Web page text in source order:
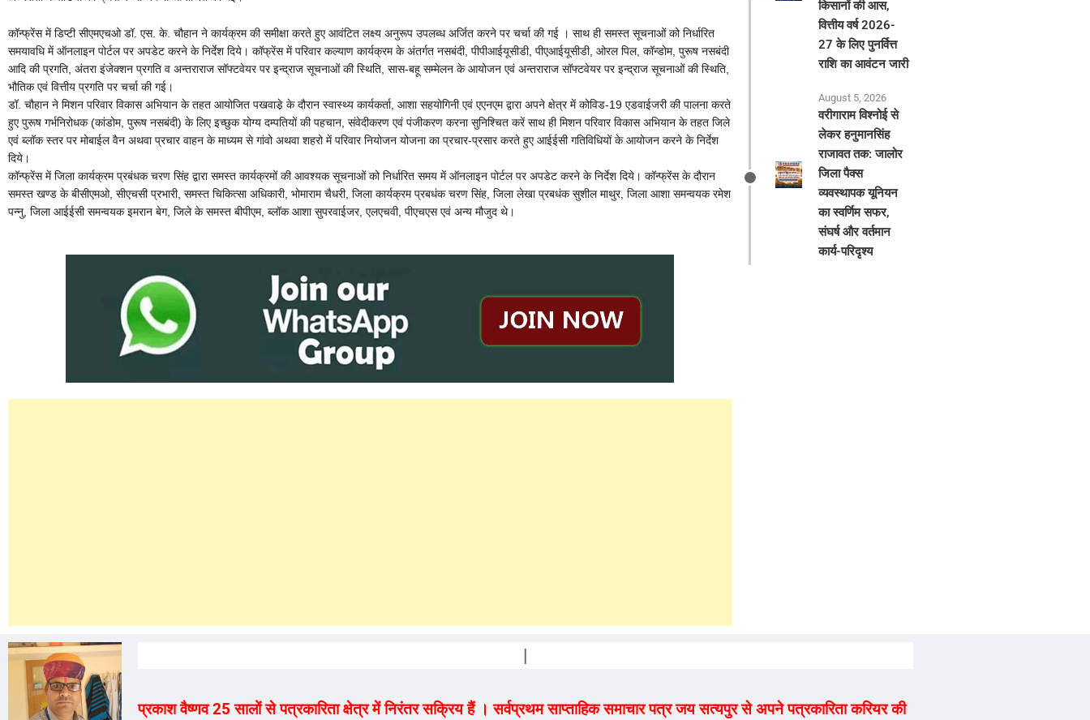
कॉन्फ्रेंस में डिप्टी सीएमएचओ डॉ. एस. के. चौहान ने कार्यक्रम की समीक्षा करते हुए आवंटित लक्ष्य अनुरूप उपलब्ध अर्जित करने पर चर्चा की गई । साथ ही समस्त सूचनाओं को निर्धारित
समयावधि में ऑनलाइन पोर्टल पर अपडेट करने के निर्देश दिये। कॉफ्रेंस में परिवार कल्याण कार्यक्रम के अंतर्गत नसबंदी, पीपीआईयूसीडी, पीएआईयूसीडी, ओरल पिल, कॉन्डोम, पुरूष नसबंदी
आदि की प्रगति, अंतरा इंजेक्शन प्रगति व अन्तराराज सॉफ्टवेयर पर इन्द्राज सूचनाओं की स्थिति, सास-बहू सम्मेलन के आयोजन एवं अन्तराराज सॉफ्टवेयर पर इन्द्राज सूचनाओं की स्थिति,
भौतिक एवं वित्तीय प्रगति पर चर्चा की गई।
डॉ. चौहान ने मिशन परिवार विकास अभियान के तहत आयोजित पखवाडे़ के दौरान स्वास्थ्य कार्यकर्ता, आशा सहयोगिनी एवं एएनएम द्वारा अपने क्षेत्र में कोविड-19 एडवाईजरी की पालना करते
हुए पुरूष गर्भनिरोधक (कांडोम, पुरूष नसबंदी) के लिए इच्छुक योग्य दम्पतियों की पहचान, संवेदीकरण एवं पंजीकरण करना सुनिश्चित करें साथ ही मिशन परिवार विकास अभियान के तहत जिले
एवं ब्लॉक स्तर पर मोबाईल वैन अथवा प्रचार वाहन के माध्यम से गांवो अथवा शहरो में परिवार नियोजन योजना का प्रचार-प्रसार करते हुए आईईसी गतिविधियों के आयोजन करने के निर्देश
दिये।
कॉन्फ्रेंस में जिला कार्यक्रम प्रबंधक चरण सिंह द्वारा समस्त कार्यक्रमों की आवश्यक सूचनाओं को निर्धारित समय में ऑनलाइन पोर्टल पर अपडेट करने के निर्देश दिये। कॉन्फ्रेंस के दौरान
समस्त खण्ड के बीसीएमओ, सीएचसी प्रभारी, समस्त चिकित्सा अधिकारी, भोमाराम चैधरी, जिला कार्यक्रम प्रबधंक चरण सिंह, जिला लेखा प्रबधंक सुशील माथुर, जिला आशा समन्वयक रमेश
पन्नु, जिला आईईसी समन्वयक इमरान बेग, जिले के समस्त बीपीएम, ब्लॉक आशा सुपरवाईजर, एलएचवी, पीएचएस एवं अन्य मौजुद थे।
किसानों की आस,
वित्तीय वर्ष 2026-
27 के लिए पुनर्वित्त
राशि का आवंटन जारी
August 5, 2026
वरीगाराम विश्नोई से
लेकर हनुमानसिंह
राजावत तक: जालोर
जिला पैक्स
व्यवस्थापक यूनियन
का स्वर्णिम सफर,
संघर्ष और वर्तमान
कार्य-परिदृश्य
PRAKASH VA
प्रकाश वैष्णव 25 सालों से पत्रकारिता क्षेत्र में निरंतर सक्रिय हैं । सर्वप्रथम साप्ताहिक समाचार पत्र जय सत्यपुर से अपने पत्रकारिता करियर की